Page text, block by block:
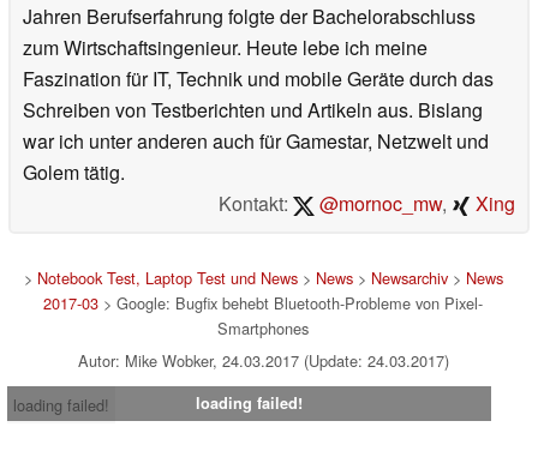
Jahren Berufserfahrung folgte der Bachelorabschluss
zum Wirtschaftsingenieur. Heute lebe ich meine
Faszination für IT, Technik und mobile Geräte durch das
Schreiben von Testberichten und Artikeln aus. Bislang
war ich unter anderen auch für Gamestar, Netzwelt und
Golem tätig.
Kontakt:
@mornoc_mw, Xing
> Notebook Test, Laptop Test und News> News> Newsarchiv> News
2017-03 > Google: Bugfix behebt Bluetooth-Probleme von Pixel-
Smartphones
Autor: Mike Wobker, 24.03.2017 (Update: 24.03.2017)
loading failed!
loading failed!